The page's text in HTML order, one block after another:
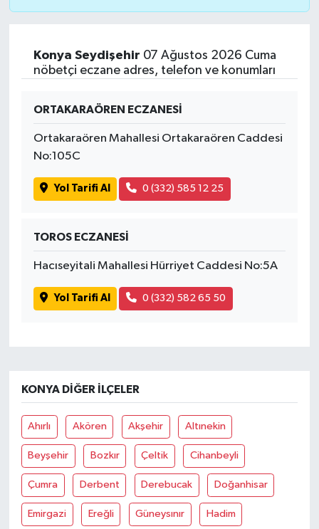
Konya Seydişehir 07 Ağustos 2026 Cuma
nöbetçi eczane adres, telefon ve konumları
ORTAKARAÖREN ECZANESİ
Ortakaraören Mahallesi Ortakaraören Caddesi
No:105C
Yol Tarifi Al 0 (332) 585 12 25
TOROS ECZANESİ
Hacıseyitali Mahallesi Hürriyet Caddesi No:5A
Yol Tarifi Al 0 (332) 582 65 50
KONYA DIĞER İLÇELER
Ahırlı Akören Akşehir Altınekin
Beyşehir Bozkır Çeltik Cihanbeyli
Çumra Derbent Derebucak Doğanhisar
Emirgazi Ereğli Güneysınır Hadim